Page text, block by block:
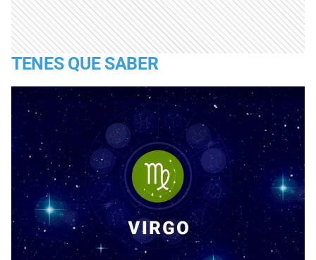
TENES QUE SABER